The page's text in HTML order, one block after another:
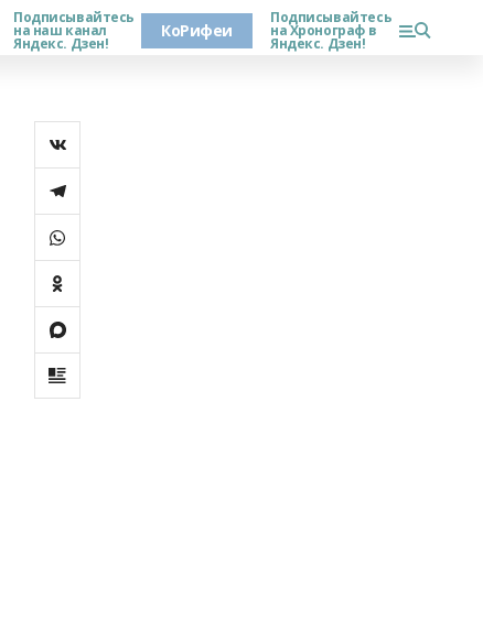
Подписывайтесь
на наш канал
Яндекс. Дзен!
КоРифеи
Подписывайтесь
на Хронограф в
Яндекс. Дзен!